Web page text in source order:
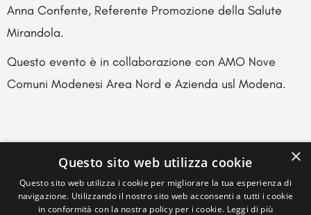
Anna Confente, Referente Promozione della Salute
Mirandola.
Questo evento è in collaborazione con AMO Nove
Comuni Modenesi Area Nord e Azienda usl Modena.
×
Questo sito web utilizza cookie
Questo sito web utilizza i cookie per migliorare la tua esperienza di
navigazione. Utilizzando il nostro sito web acconsenti a tutti i cookie
in conformità con la nostra policy per i cookie. Leggi di più